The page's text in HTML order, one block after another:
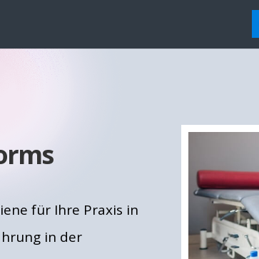
für Ihre Praxis in
in der